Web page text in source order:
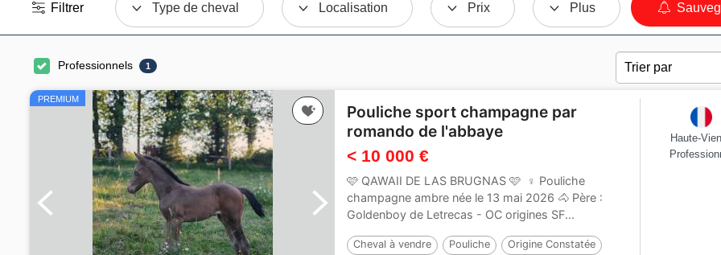
Filtrer Type de cheval Localisation Prix Plus
Professionnels 1
PREMIUM
Pouliche sport champagne par
romando de l'abbaye
< 10 000 €
🩷 QAWAII DE LAS BRUGNAS 🩷 ♀️ Pouliche
champagne ambre née le 13 mai 2026 🐴 Père :
Goldenboy de Letrecas - OC origines SF...
Cheval à vendre Pouliche Origine Constatée
Haute-